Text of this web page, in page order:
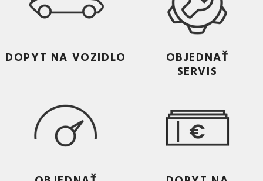
DOPYT NA VOZIDLO
OBJEDNAŤ
SERVIS